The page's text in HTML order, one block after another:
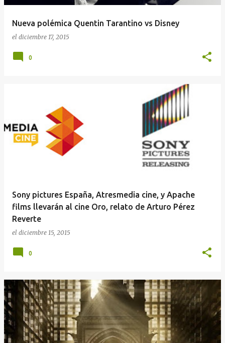
Nueva polémica Quentin Tarantino vs Disney
el diciembre 17, 2015
0
Sony pictures España, Atresmedia cine, y Apache
films llevarán al cine Oro, relato de Arturo Pérez
Reverte
el diciembre 15, 2015
0